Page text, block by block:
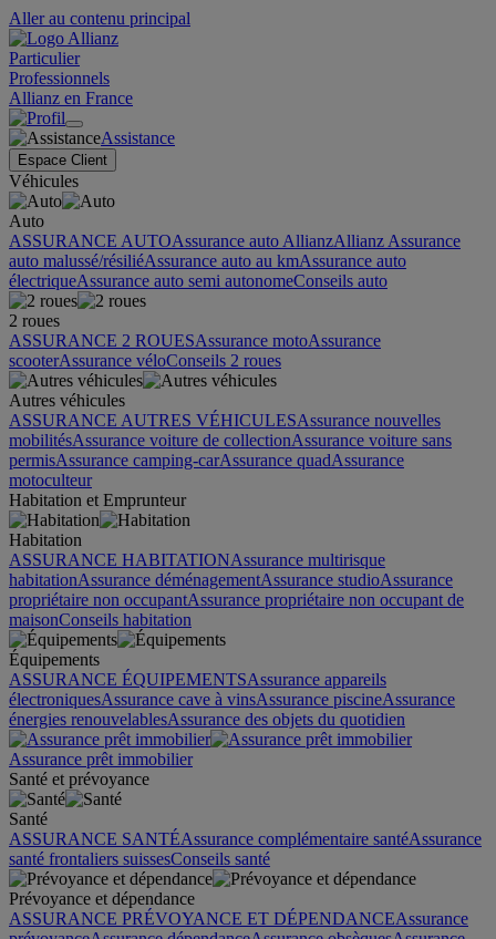
Aller au contenu principal
Particulier
Professionnels
Allianz en France
Assistance
Espace Client
Véhicules
Auto
ASSURANCE AUTOAssurance auto AllianzAllianz Assurance
auto malussé/résiliéAssurance auto au kmAssurance auto
électriqueAssurance auto semi autonomeConseils auto
2 roues
ASSURANCE 2 ROUESAssurance motoAssurance
scooterAssurance véloConseils 2 roues
Autres véhicules
ASSURANCE AUTRES VÉHICULESAssurance nouvelles
mobilitésAssurance voiture de collectionAssurance voiture sans
permisAssurance camping-carAssurance quadAssurance
motoculteur
Habitation et Emprunteur
Habitation
ASSURANCE HABITATIONAssurance multirisque
habitationAssurance déménagementAssurance studioAssurance
propriétaire non occupantAssurance propriétaire non occupant de
maisonConseils habitation
Équipements
ASSURANCE ÉQUIPEMENTSAssurance appareils
électroniquesAssurance cave à vinsAssurance piscineAssurance
énergies renouvelablesAssurance des objets du quotidien
Assurance prêt immobilier
Santé et prévoyance
Santé
ASSURANCE SANTÉAssurance complémentaire santéAssurance
santé frontaliers suissesConseils santé
Prévoyance et dépendance
ASSURANCE PRÉVOYANCE ET DÉPENDANCEAssurance